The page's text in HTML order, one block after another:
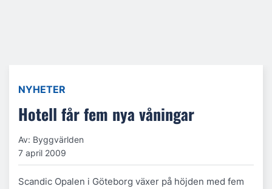
NYHETER
Hotell får fem nya våningar
Av: Byggvärlden
7 april 2009
Scandic Opalen i Göteborg växer på höjden med fem